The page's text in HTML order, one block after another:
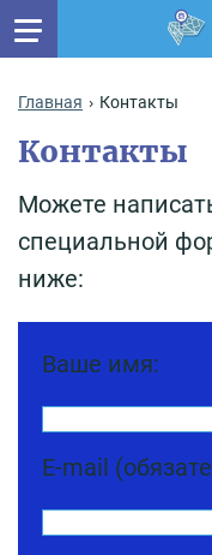
Главная Контакты
Контакты
Можете
специальной
ниже:
Ваше имя:
E-mail